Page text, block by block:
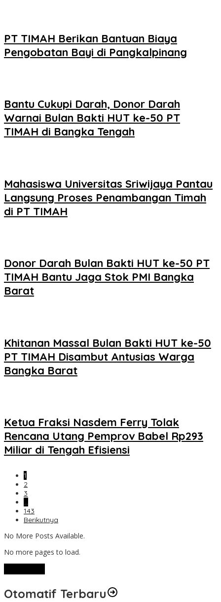
PT TIMAH Berikan Bantuan Biaya
Pengobatan Bayi di Pangkalpinang
Bantu Cukupi Darah, Donor Darah
Warnai Bulan Bakti HUT ke-50 PT
TIMAH di Bangka Tengah
Mahasiswa Universitas Sriwijaya Pantau
Langsung Proses Penambangan Timah
di PT TIMAH
Donor Darah Bulan Bakti HUT ke-50 PT
TIMAH Bantu Jaga Stok PMI Bangka
Barat
Khitanan Massal Bulan Bakti HUT ke-50
PT TIMAH Disambut Antusias Warga
Bangka Barat
Ketua Fraksi Nasdem Ferry Tolak
Rencana Utang Pemprov Babel Rp293
Miliar di Tengah Efisiensi
1
2
3
…
143
Berikutnya
No More Posts Available.
No more pages to load.
Otomatif Terbaru